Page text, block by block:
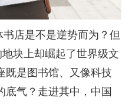
店是不是逆势而为？但
块上却崛起了世界级文
是图书馆、又像科技
底气？走进其中，中国